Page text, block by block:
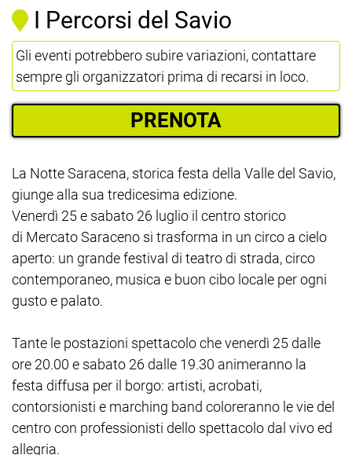
I Percorsi del Savio
Gli eventi potrebbero subire variazioni, contattare
sempre gli organizzatori prima di recarsi in loco.
PRENOTA
La Notte Saracena, storica festa della Valle del Savio,
giunge alla sua tredicesima edizione.
Venerdì 25 e sabato 26 luglio il centro storico
di Mercato Saraceno si trasforma in un circo a cielo
aperto: un grande festival di teatro di strada, circo
contemporaneo, musica e buon cibo locale per ogni
gusto e palato.
Tante le postazioni spettacolo che venerdì 25 dalle
ore 20.00 e sabato 26 dalle 19.30 animeranno la
festa diffusa per il borgo: artisti, acrobati,
contorsionisti e marching band coloreranno le vie del
centro con professionisti dello spettacolo dal vivo ed
allegria.